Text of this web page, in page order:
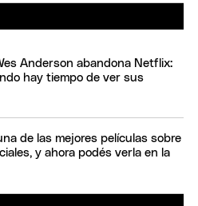
Anderson abandona Netflix:
hay tiempo de ver sus
de las mejores películas sobre
y ahora podés verla en la